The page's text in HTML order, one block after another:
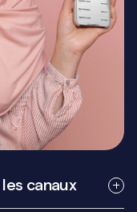
canaux